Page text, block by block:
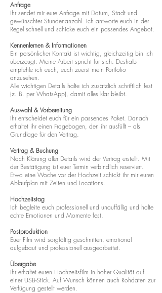
Anfrage
Ihr sendet mir eure Anfrage mit Datum, Stadt und
gewünschter Stundenanzahl. Ich antworte euch in der
Regel schnell und schicke euch ein passendes Angebot.
Kennenlernen & Informationen
Ein persönlicher Kontakt ist wichtig, gleichzeitig bin ich
überzeugt: Meine Arbeit spricht für sich. Deshalb
empfehle ich euch, euch zuerst mein Portfolio
anzusehen.
Alle wichtigen Details halte ich zusätzlich schriftlich fest
(z. B. per WhatsApp), damit alles klar bleibt.
Auswahl & Vorbereitung
Ihr entscheidet euch für ein passendes Paket. Danach
erhaltet ihr einen Fragebogen, den ihr ausfüllt – als
Grundlage für den Vertrag.
Vertrag & Buchung
Nach Klärung aller Details wird der Vertrag erstellt. Mit
der Bestätigung ist euer Termin verbindlich reserviert.
Etwa eine Woche vor der Hochzeit schickt ihr mir euren
Ablaufplan mit Zeiten und Locations.
Hochzeitstag
Ich begleite euch professionell und unauffällig und halte
echte Emotionen und Momente fest.
Postproduktion
Euer Film wird sorgfältig geschnitten, emotional
aufgebaut und professionell ausgearbeitet.
Übergabe
Ihr erhaltet euren Hochzeitsfilm in hoher Qualität auf
einer USB-Stick. Auf Wunsch können auch Rohdaten zur
Verfügung gestellt werden.